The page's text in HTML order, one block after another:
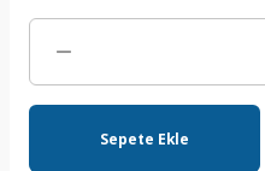
Sepete Ekle